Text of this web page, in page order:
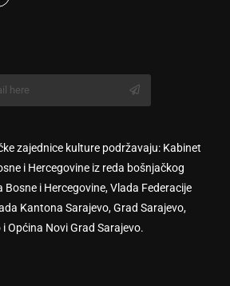
zajednice kulture podržavaju: Kabinet
i Hercegovine iz reda bošnjačkog
i Hercegovine, Vlada Federacije
Kantona Sarajevo, Grad Sarajevo,
Općina Novi Grad Sarajevo.